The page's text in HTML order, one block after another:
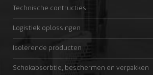
Technische contructies
Logistiek oplossingen
Isolerende producten
Schokabsorbtie, beschermen en verpakken